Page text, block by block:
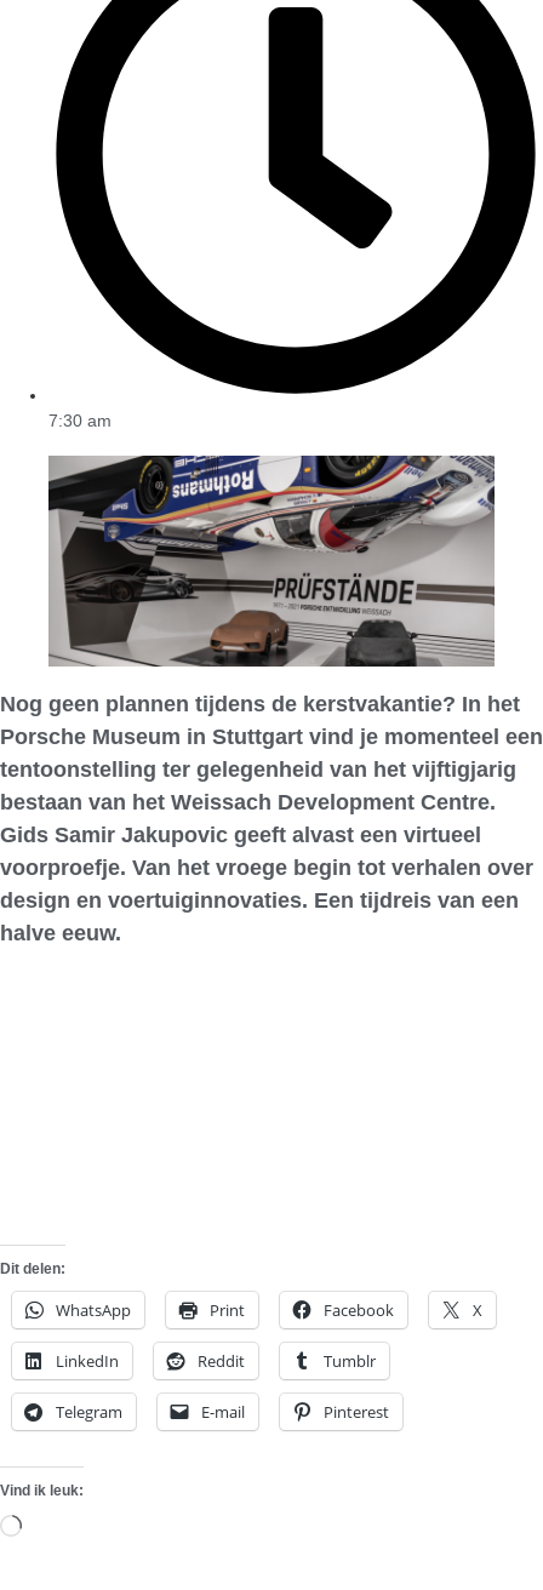
7:30 am
Nog geen plannen tijdens de kerstvakantie? In het
Porsche Museum in Stuttgart vind je momenteel een
tentoonstelling ter gelegenheid van het vijftigjarig
bestaan van het Weissach Development Centre.
Gids Samir Jakupovic geeft alvast een virtueel
voorproefje. Van het vroege begin tot verhalen over
design en voertuiginnovaties. Een tijdreis van een
halve eeuw.
Dit delen:
WhatsApp Print Facebook X
LinkedIn Reddit Tumblr
Telegram E-mail Pinterest
Vind ik leuk:
Aan